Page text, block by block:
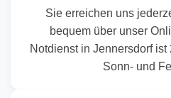
Sie erreichen uns
bequem über unser
Notdienst in Jennersdorf
Sonn- und